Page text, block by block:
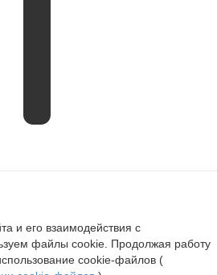
и его взаимодействия с
файлы cookie. Продолжая работу
cookie-файлов (